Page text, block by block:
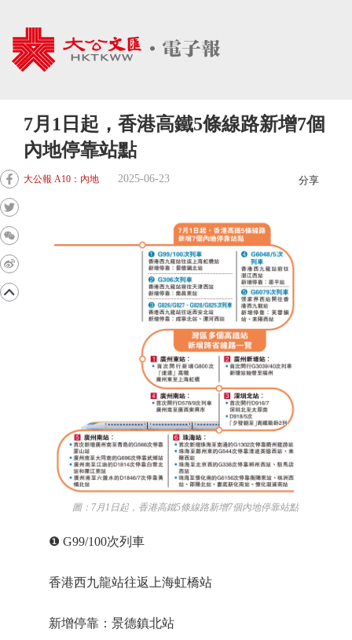
7月1日起，香港高鐵5條線路新增7個
內地停靠站點
大公報 A10：內地 2025-06-23 分享
圖：7月1日起，香港高鐵5條線路新增7個內地停靠站點
❶ G99/100次列車
香港西九龍站往返上海虹橋站
新增停靠：景德鎮北站